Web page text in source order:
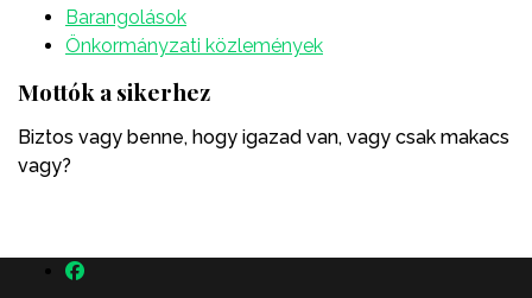
Barangolások
Önkormányzati közlemények
Mottók a sikerhez
Biztos vagy benne, hogy igazad van, vagy csak makacs
vagy?